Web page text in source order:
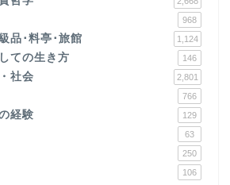
968
品･料亭･旅館 1,124
ての生き方 146
社会 2,801
766
経験 129
63
250
106